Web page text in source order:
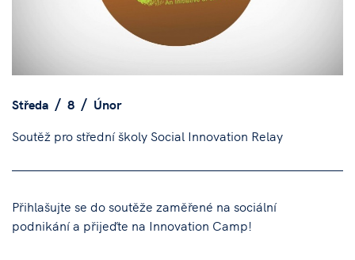
Středa 8
Únor
Soutěž pro střední školy Social Innovation Relay
Přihlašujte se do soutěže zaměřené na sociální
podnikání a přijeďte na Innovation Camp!